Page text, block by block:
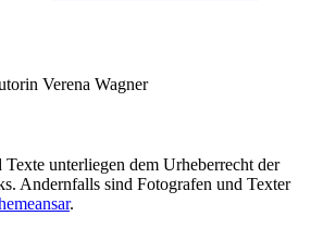
Verena Wagner
unterliegen dem Urheberrecht der
Andernfalls sind Fotografen und Texter
.